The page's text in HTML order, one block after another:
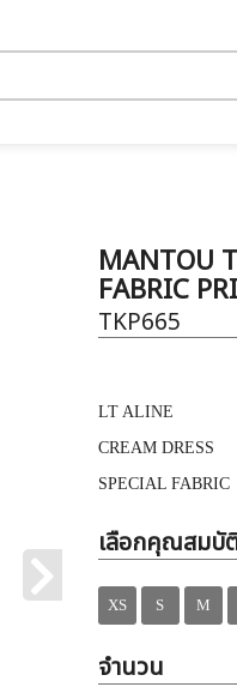
MANTOU
FABRIC
TKP665
LT ALINE
CREAM DRESS
SPECIAL FABRIC
เลือกคุณสมบั
XS S M
จำนวน